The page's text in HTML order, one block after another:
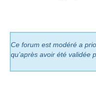
Ce forum est modéré a
qu’après avoir été validée